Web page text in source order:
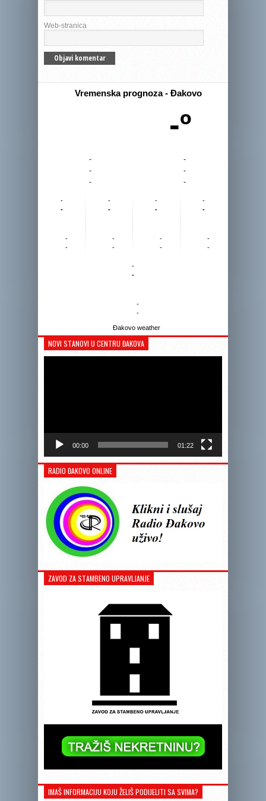
Web-stranica
Vremenska prognoza - Đakovo
-º
-
-
-
-
-
-
-
-
-
-
-
-
-
-
-
-
-
-
-
-
-
-
-
-
-
-
Đakovo weather
NOVI STANOVI U CENTRU ĐAKOVA
00:00 01:22
RADIO ĐAKOVO ONLINE
ZAVOD ZA STAMBENO UPRAVLJANJE
IMAŠ INFORMACIJU KOJU ŽELIŠ PODIJELITI SA SVIMA?